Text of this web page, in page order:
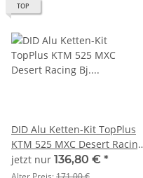
TOP
DID Alu Ketten-Kit TopPlus
KTM 525 MXC Desert Racing
Bj. 03-04
jetzt nur 136,80 € *